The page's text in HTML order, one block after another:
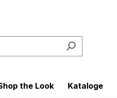
the Look Kataloge